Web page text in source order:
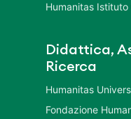
Humanitas
Didattica,
Ricerca
Humanitas
Fondazione